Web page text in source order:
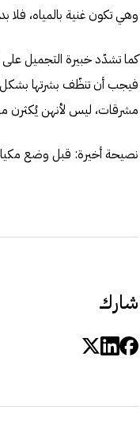
وهي تكون غنية بالمياه،
كما تشدّد خبيرة التجميل على
فيجب أن تنظّف بشرتها بشكل
مشرقات، ليس لأنهن يُكثرن
نصيحة أخيرة: قبل وضع
شارك